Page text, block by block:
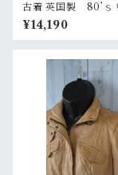
古着 英国製 80’ｓ
ザーライダースジャ
ankC
¥14,190